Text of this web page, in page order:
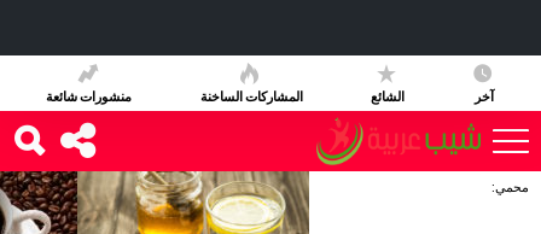
آخر الشائع المشاركات الساخنة منشورات شائعة
آخر
محمي: